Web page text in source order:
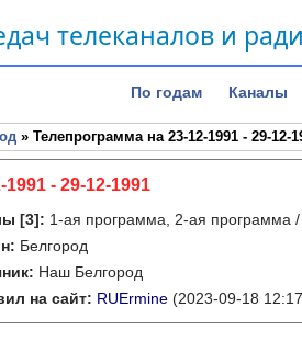
телеканалов и
По годам Каналы
» Телепрограмма на 23-12-1991 - 29-12-
1991 - 29-12-1991
[3]: 1-ая программа, 2-ая программа
Белгород
Наш Белгород
на сайт: RUErmine (2023-09-18